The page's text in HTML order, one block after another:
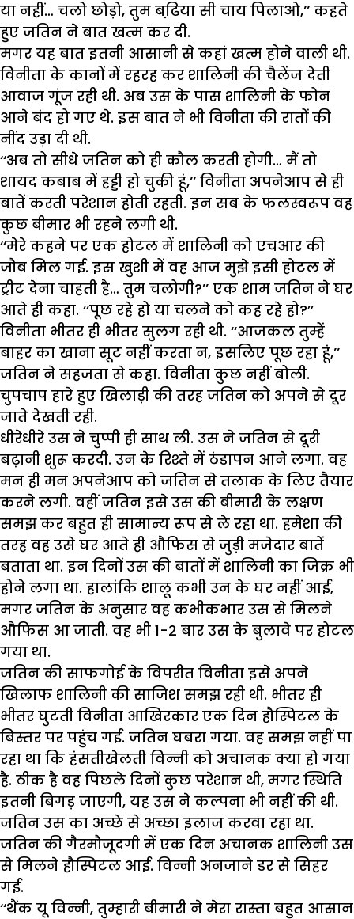
या नहीं… चलो छोड़ो, तुम बढि़या सी चाय पिलाओ,’’ कहते
हुए जतिन ने बात खत्म कर दी.
मगर यह बात इतनी आसानी से कहां खत्म होने वाली थी.
विनीता के कानों में रहरह कर शालिनी की चैलेंज देती
आवाज गूंज रही थी. अब उस के पास शालिनी के फोन
आने बंद हो गए थे. इस बात ने भी विनीता की रातों की
नींद उड़ा दी थी.
‘‘अब तो सीधे जतिन को ही कौल करती होगी… मैं तो
शायद कबाब में हड्डी हो चुकी हूं,’’ विनीता अपनेआप से ही
बातें करती परेशान होती रहती. इन सब के फलस्वरूप वह
कुछ बीमार भी रहने लगी थी.
‘‘मेरे कहने पर एक होटल में शालिनी को एचआर की
जौब मिल गई. इस खुशी में वह आज मुझे इसी होटल में
ट्रीट देना चाहती है… तुम चलोगी?’’ एक शाम जतिन ने घर
आते ही कहा. ‘‘पूछ रहे हो या चलने को कह रहे हो?’’
विनीता भीतर ही भीतर सुलग रही थी. ‘‘आजकल तुम्हें
बाहर का खाना सूट नहीं करता न, इसलिए पूछ रहा हूं,’’
जतिन ने सहजता से कहा. विनीता कुछ नहीं बोली.
चुपचाप हारे हुए खिलाड़ी की तरह जतिन को अपने से दूर
जाते देखती रही.
धीरेधीरे उस ने चुप्पी ही साथ ली. उस ने जतिन से दूरी
बढ़ानी शुरू करदी. उन के रिश्ते में ठंडापन आने लगा. वह
मन ही मन अपनेआप को जतिन से तलाक के लिए तैयार
करने लगी. वहीं जतिन इसे उस की बीमारी के लक्षण
समझ कर बहुत ही सामान्य रूप से ले रहा था. हमेशा की
तरह वह उसे घर आते ही औफिस से जुड़ी मजेदार बातें
बताता था. इन दिनों उस की बातों में शालिनी का जिक्र भी
होने लगा था. हालांकि शालू कभी उन के घर नहीं आई,
मगर जतिन के अनुसार वह कभीकभार उस से मिलने
औफिस आ जाती. वह भी 1-2 बार उस के बुलावे पर होटल
गया था.
जतिन की साफगोई के विपरीत विनीता इसे अपने
खिलाफ शालिनी की साजिश समझ रही थी. भीतर ही
भीतर घुटती विनीता आखिरकार एक दिन हौस्पिटल के
बिस्तर पर पहुंच गई. जतिन घबरा गया. वह समझ नहीं पा
रहा था कि हंसतीखेलती विन्नी को अचानक क्या हो गया
है. ठीक है वह पिछले दिनों कुछ परेशान थी, मगर स्थिति
इतनी बिगड़ जाएगी, यह उस ने कल्पना भी नहीं की थी.
जतिन उस का अच्छे से अच्छा इलाज करवा रहा था.
जतिन की गैरमौजूदगी में एक दिन अचानक शालिनी उस
से मिलने हौस्पिटल आई. विन्नी अनजाने डर से सिहर
गई.
‘‘थैंक यू विन्नी, तुम्हारी बीमारी ने मेरा रास्ता बहुत आसान